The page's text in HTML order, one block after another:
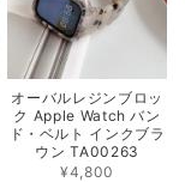
オーバルレジンブロッ
ク Apple Watch バン
ド・ベルト インクブラ
ウン TA00263
¥4,800